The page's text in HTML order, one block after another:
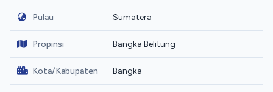
Pulau Sumatera
Propinsi Bangka Belitung
Kota/Kabupaten Bangka